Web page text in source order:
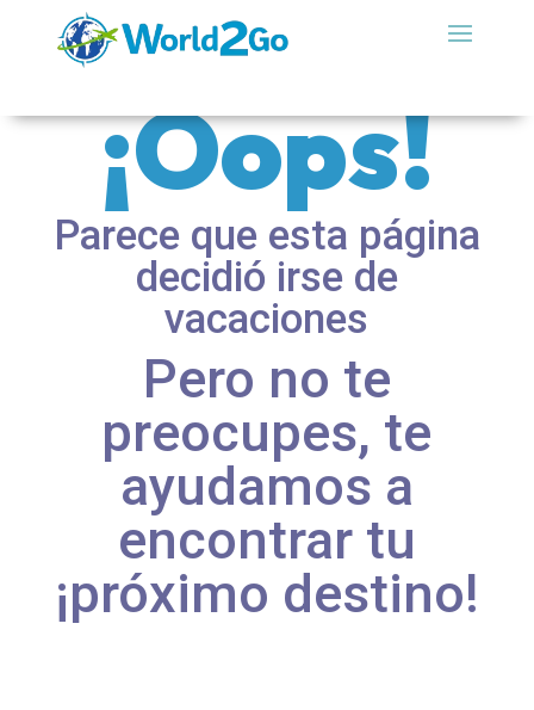
¡Oops!
Parece que esta página
decidió irse de
vacaciones
Pero no te
preocupes, te
ayudamos a
encontrar tu
¡próximo destino!